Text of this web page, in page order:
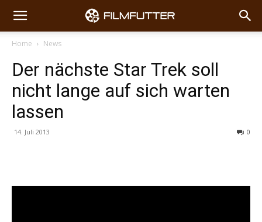
Home News
Der nächste Star Trek soll
nicht lange auf sich warten
lassen
14. Juli 2013 0